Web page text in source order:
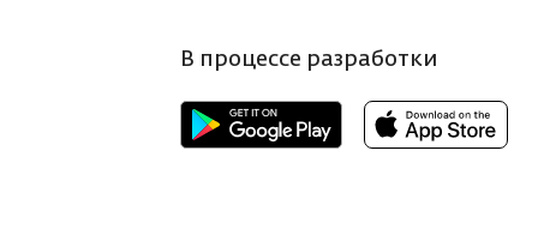
В процессе разработки